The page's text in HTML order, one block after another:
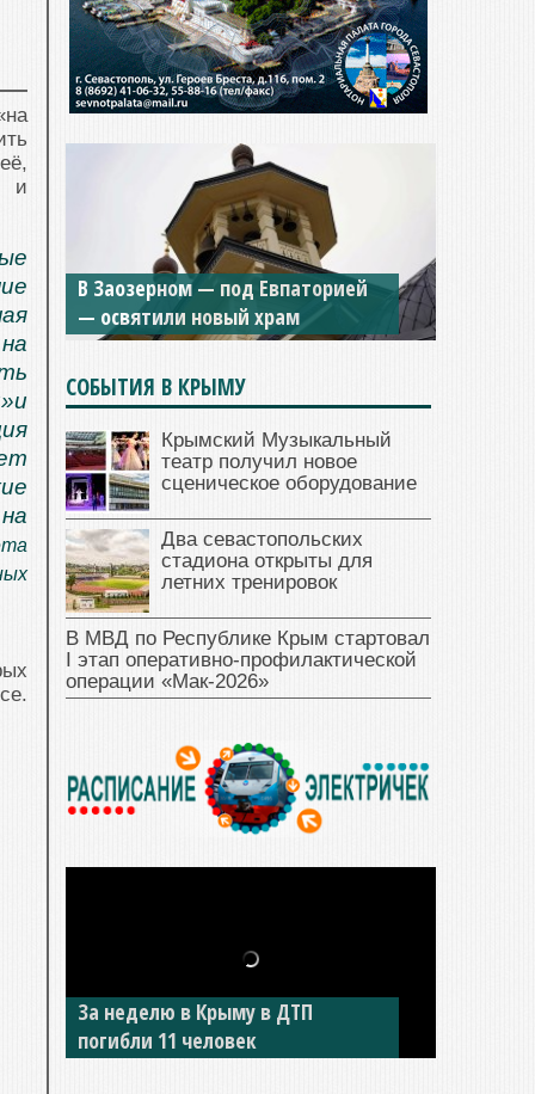
и
В Заозерном — под Евпаторией
— освятили новый храм
СОБЫТИЯ В КРЫМУ
Крымский Музыкальный
театр получил новое
сценическое оборудование
Два севастопольских
стадиона открыты для
летних тренировок
В МВД по Республике Крым стартовал
I этап оперативно‑профилактической
операции «Мак‑2026»
За неделю в Крыму в ДТП
погибли 11 человек